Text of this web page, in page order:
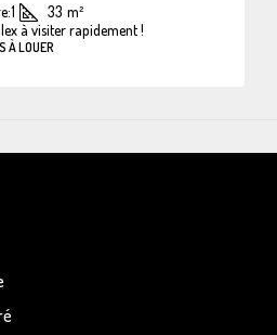
1 33 m²
à visiter rapidement !
À LOUER